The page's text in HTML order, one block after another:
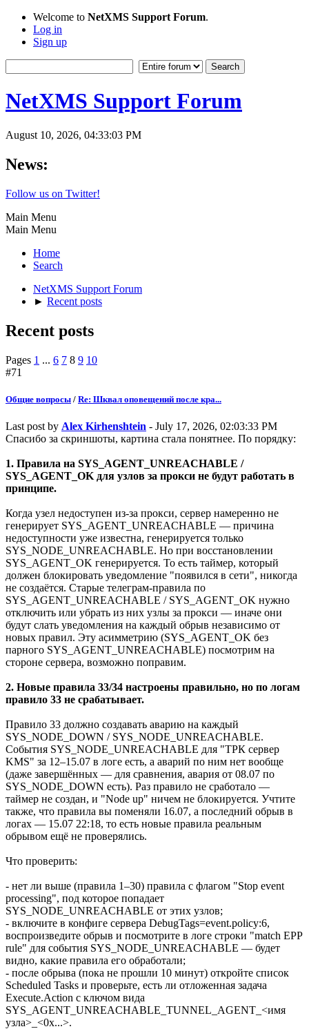
Welcome to NetXMS Support Forum.
Log in
Sign up
NetXMS Support Forum
August 10, 2026, 04:33:03 PM
News:
Follow us on Twitter!
Main Menu
Main Menu
Home
Search
NetXMS Support Forum
► Recent posts
Recent posts
Pages 1 ... 6 7 8 9 10
#71
Общие вопросы / Re: Шквал оповещений после кра...
Last post by Alex Kirhenshtein - July 17, 2026, 02:03:33 PM
Спасибо за скриншоты, картина стала понятнее. По порядку:
1. Правила на SYS_AGENT_UNREACHABLE /
SYS_AGENT_OK для узлов за прокси не будут работать в
принципе.
Когда узел недоступен из-за прокси, сервер намеренно не
генерирует SYS_AGENT_UNREACHABLE — причина
недоступности уже известна, генерируется только
SYS_NODE_UNREACHABLE. Но при восстановлении
SYS_AGENT_OK генерируется. То есть таймер, который
должен блокировать уведомление "появился в сети", никогда
не создаётся. Старые телеграм-правила по
SYS_AGENT_UNREACHABLE / SYS_AGENT_OK нужно
отключить или убрать из них узлы за прокси — иначе они
будут слать уведомления на каждый обрыв независимо от
новых правил. Эту асимметрию (SYS_AGENT_OK без
парного SYS_AGENT_UNREACHABLE) посмотрим на
стороне сервера, возможно поправим.
2. Новые правила 33/34 настроены правильно, но по логам
правило 33 не срабатывает.
Правило 33 должно создавать аварию на каждый
SYS_NODE_DOWN / SYS_NODE_UNREACHABLE.
События SYS_NODE_UNREACHABLE для "ТРК сервер
KMS" за 12–15.07 в логе есть, а аварий по ним нет вообще
(даже завершённых — для сравнения, авария от 08.07 по
SYS_NODE_DOWN есть). Раз правило не сработало —
таймер не создан, и "Node up" ничем не блокируется. Учтите
также, что правила вы поменяли 16.07, а последний обрыв в
логах — 15.07 22:18, то есть новые правила реальным
обрывом ещё не проверялись.
Что проверить:
- нет ли выше (правила 1–30) правила с флагом "Stop event
processing", под которое попадает
SYS_NODE_UNREACHABLE от этих узлов;
- включите в конфиге сервера DebugTags=event.policy:6,
воспроизведите обрыв и посмотрите в логе строки "match EPP
rule" для события SYS_NODE_UNREACHABLE — будет
видно, какие правила его обработали;
- после обрыва (пока не прошли 10 минут) откройте список
Scheduled Tasks и проверьте, есть ли отложенная задача
Execute.Action с ключом вида
SYS_AGENT_UNREACHABLE_TUNNEL_AGENT_<имя
узла>_<0x...>.